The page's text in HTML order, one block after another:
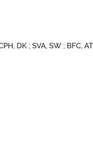
DK ; SVA, SW ; BFC,